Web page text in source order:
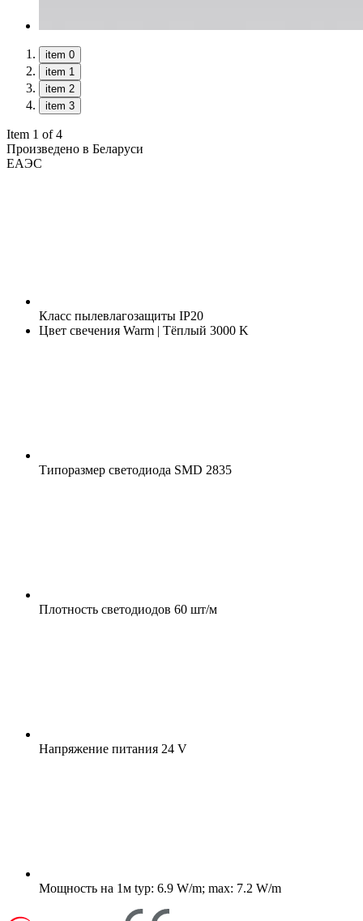
item 0
item 1
item 2
item 3
Item 1 of 4
Произведено в Беларуси
ЕАЭС
Класс пылевлагозащиты IP20
Цвет свечения Warm | Тёплый 3000 K
Типоразмер светодиода SMD 2835
Плотность светодиодов 60 шт/м
Напряжение питания 24 V
Мощность на 1м typ: 6.9 W/m; max: 7.2 W/m